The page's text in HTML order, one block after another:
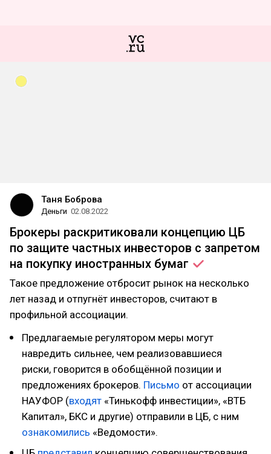
Таня Боброва
Деньги 02.08.2022
Брокеры раскритиковали концепцию ЦБ
по защите частных инвесторов с запретом
на покупку иностранных бумаг
Такое предложение отбросит рынок на несколько
лет назад и отпугнёт инвесторов, считают в
профильной ассоциации.
Предлагаемые регулятором меры могут
навредить сильнее, чем реализовавшиеся
риски, говорится в обобщённой позиции и
предложениях брокеров. Письмо от ассоциации
НАУФОР (входят «Тинькофф инвестиции», «ВТБ
Капитал», БКС и другие) отправили в ЦБ, с ним
ознакомились «Ведомости».